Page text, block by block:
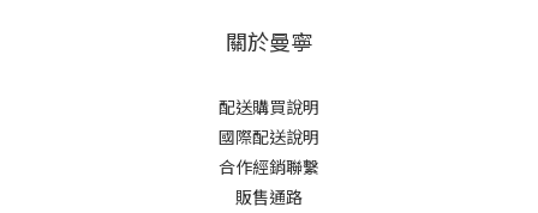
關於曼寧
配送購買說明
國際配送說明
合作經銷聯繫
販售通路